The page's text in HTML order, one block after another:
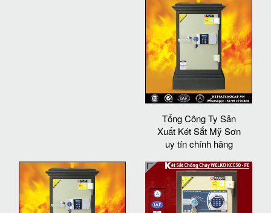
Tổng Công Ty Sản
Xuất Két Sắt Mỹ Sơn
uy tín chính hãng